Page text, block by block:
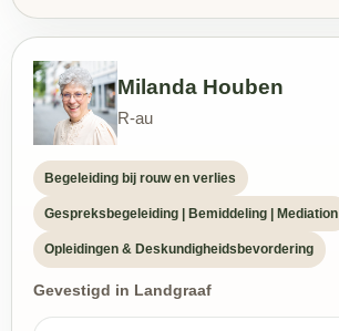
Milanda Houben
R-au
Begeleiding bij rouw en verlies
Gespreksbegeleiding | Bemiddeling | Mediation
Opleidingen & Deskundigheidsbevordering
Gevestigd in Landgraaf